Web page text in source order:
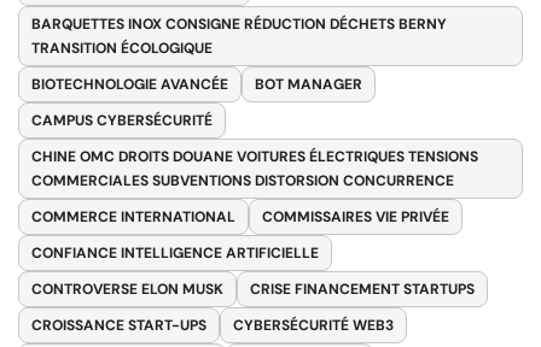
BARQUETTES INOX CONSIGNE RÉDUCTION DÉCHETS BERNY
TRANSITION ÉCOLOGIQUE
BIOTECHNOLOGIE AVANCÉE
BOT MANAGER
CAMPUS CYBERSÉCURITÉ
CHINE OMC DROITS DOUANE VOITURES ÉLECTRIQUES TENSIONS
COMMERCIALES SUBVENTIONS DISTORSION CONCURRENCE
COMMERCE INTERNATIONAL
COMMISSAIRES VIE PRIVÉE
CONFIANCE INTELLIGENCE ARTIFICIELLE
CONTROVERSE ELON MUSK
CRISE FINANCEMENT STARTUPS
CROISSANCE START-UPS
CYBERSÉCURITÉ WEB3